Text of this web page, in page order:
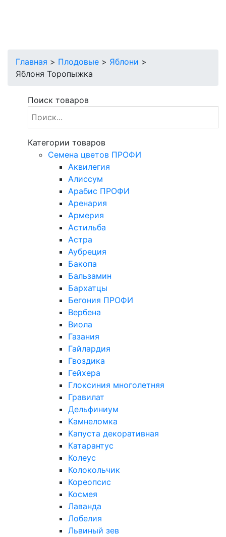
Главная > Плодовые > Яблони >
Яблоня Торопыжка
Поиск товаров
Категории товаров
Cемена цветов ПРОФИ
Аквилегия
Алиссум
Арабис ПРОФИ
Аренария
Армерия
Астильба
Астра
Аубреция
Бакопа
Бальзамин
Бархатцы
Бегония ПРОФИ
Вербена
Виола
Газания
Гайлардия
Гвоздика
Гейхера
Глоксиния многолетняя
Гравилат
Дельфиниум
Камнеломка
Капуста декоративная
Катарантус
Колеус
Колокольчик
Кореопсис
Космея
Лаванда
Лобелия
Львиный зев